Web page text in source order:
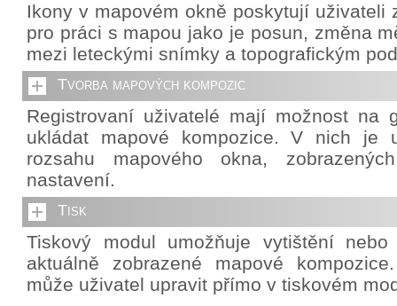
Ikony v mapovém okně poskytují uživateli
pro práci s mapou jako je posun, změna
mezi leteckými snímky a topografickým
Tvorba mapových kompozic
Registrovaní uživatelé mají možnost na
ukládat mapové kompozice. V nich je
rozsahu mapového okna,
nastavení.
Tisk
Tiskový modul umožňuje vytištění
aktuálně zobrazené mapové
může uživatel upravit přímo v tiskovém